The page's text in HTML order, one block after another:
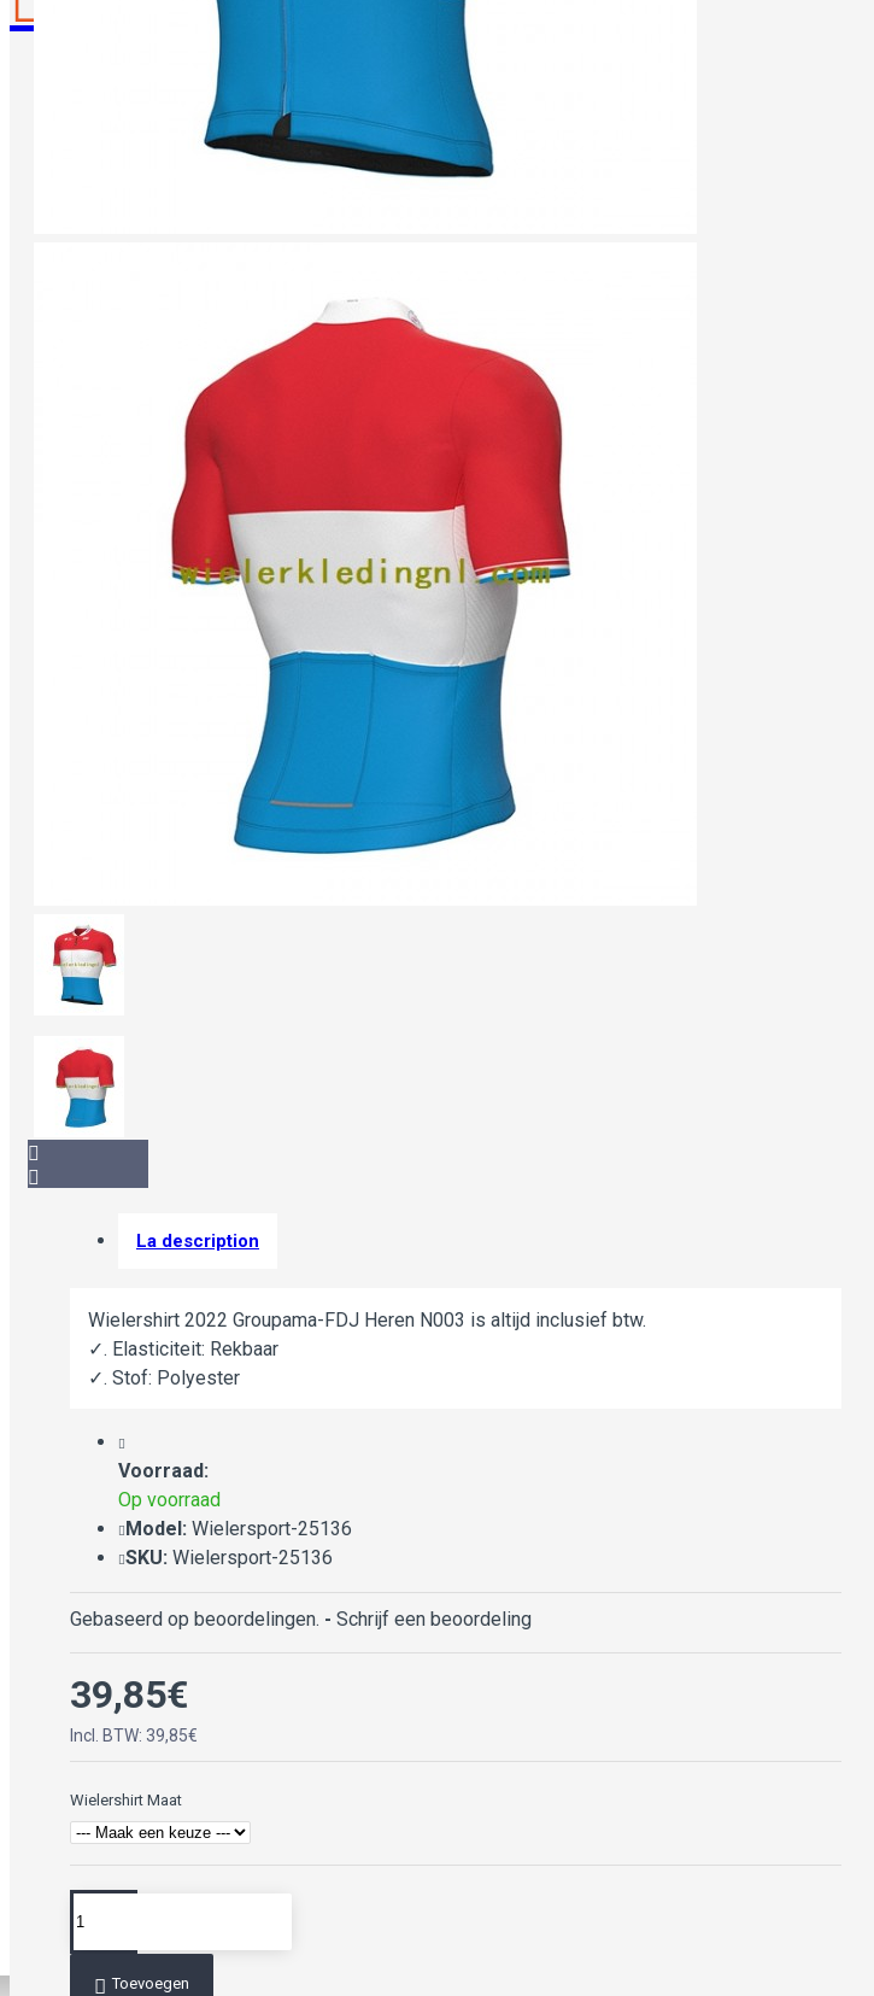
Je winkelwagentje is leeg!
La description
Wielershirt 2022 Groupama-FDJ Heren N003 is altijd inclusief btw.
✓. Elasticiteit: Rekbaar
✓. Stof: Polyester
Voorraad:
Op voorraad
Model: Wielersport-25136
SKU: Wielersport-25136
Gebaseerd op beoordelingen. - Schrijf een beoordeling
39,85€
Incl. BTW: 39,85€
Wielershirt Maat
Toevoegen